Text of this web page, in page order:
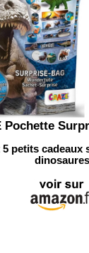
Pochette
petits cadeaux
dinosaures